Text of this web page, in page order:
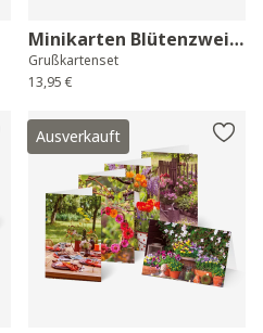
Minikarten Blütenzweige
Grußkartenset
13,95 €
Ausverkauft